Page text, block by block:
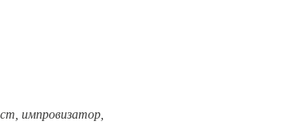
импровизатор,